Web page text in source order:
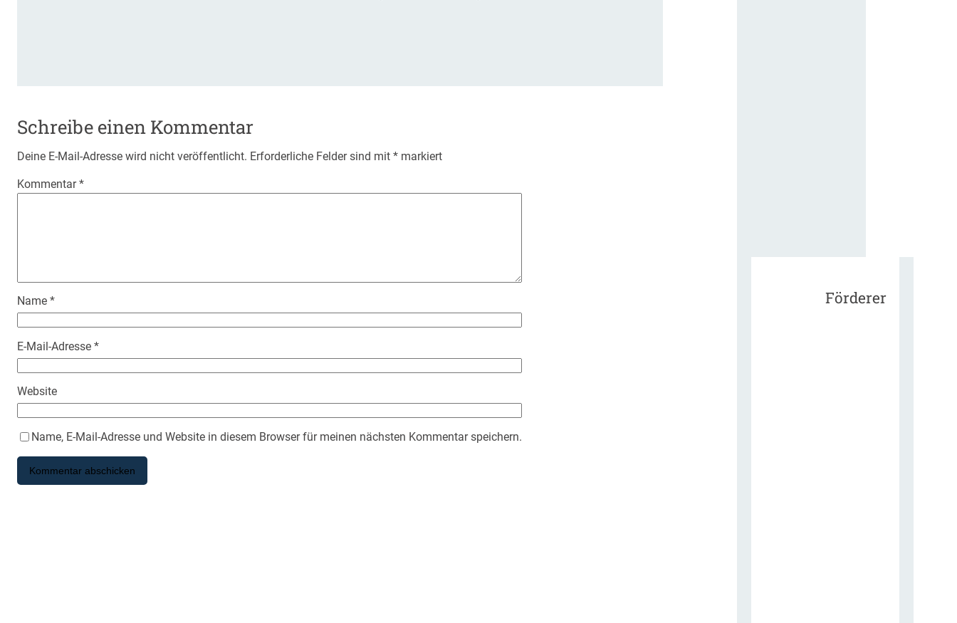
Schreibe einen Kommentar
Deine E-Mail-Adresse wird nicht veröffentlicht. Erforderliche Felder sind mit * markiert
Kommentar*
Name *
E-Mail-Adresse *
Website
Name, E-Mail-Adresse und Website in diesem Browser für meinen nächsten Kommentar speichern.
Förderer